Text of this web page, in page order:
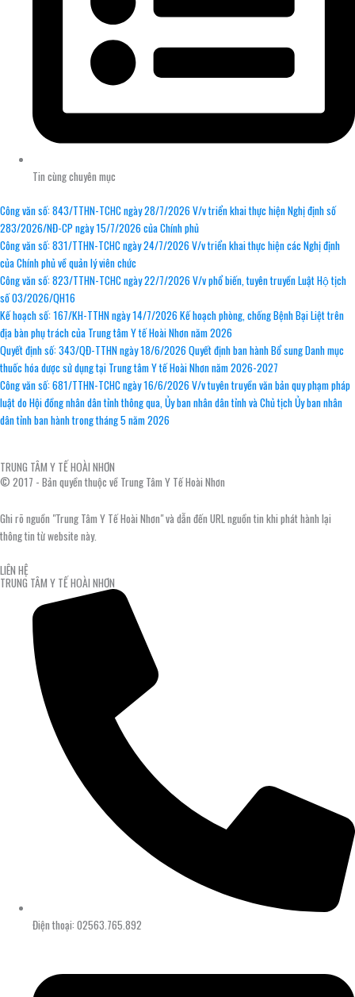
Tin cùng chuyên mục
Công văn số: 843/TTHN-TCHC ngày 28/7/2026 V/v triển khai thực hiện Nghị định số
283/2026/NĐ-CP ngày 15/7/2026 của Chính phủ
Công văn số: 831/TTHN-TCHC ngày 24/7/2026 V/v triển khai thực hiện các Nghị định
của Chính phủ về quản lý viên chức
Công văn số: 823/TTHN-TCHC ngày 22/7/2026 V/v phổ biến, tuyên truyền Luật Hộ tịch
số 03/2026/QH16
Kế hoạch số: 167/KH-TTHN ngày 14/7/2026 Kế hoạch phòng, chống Bệnh Bại Liệt trên
địa bàn phụ trách của Trung tâm Y tế Hoài Nhơn năm 2026
Quyết định số: 343/QĐ-TTHN ngày 18/6/2026 Quyết định ban hành Bổ sung Danh mục
thuốc hóa dược sử dụng tại Trung tâm Y tế Hoài Nhơn năm 2026-2027
Công văn số: 681/TTHN-TCHC ngày 16/6/2026 V/v tuyên truyền văn bản quy phạm pháp
luật do Hội đồng nhân dân tỉnh thông qua, Ủy ban nhân dân tỉnh và Chủ tịch Ủy ban nhân
dân tỉnh ban hành trong tháng 5 năm 2026
TRUNG TÂM Y TẾ HOÀI NHƠN
© 2017 - Bản quyền thuộc về Trung Tâm Y Tế Hoài Nhơn
Ghi rõ nguồn "Trung Tâm Y Tế Hoài Nhơn" và dẫn đến URL nguồn tin khi phát hành lại
thông tin từ website này.
LIÊN HỆ
TRUNG TÂM Y TẾ HOÀI NHƠN
Điện thoại: 02563.765.892